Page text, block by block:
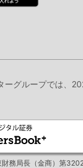
グループでは、
務局長（金商）第